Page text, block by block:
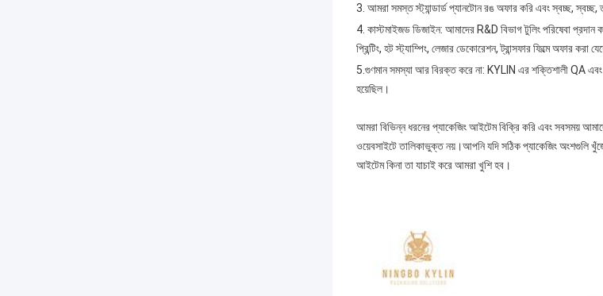
3. আমরা সমস্ত স্ট্যান্ডার্ড প্যানটোন রঙ অফার করি এবং স্বচ্ছ, স্বচ্ছ,
4. কাস্টমাইজড ডিজাইন: আমাদের R&D বিভাগ টুলিং পরিষেবা
প্রিন্টিং, হট স্ট্যাম্পিং, লেজার ডেকোরেশন, ট্রান্সফার ফিল্মে অফার করা
5.গুণমান সমস্যা আর বিরক্ত করে না: KYLIN এর শক্তিশালী QA এবং
হয়েছিল।
আমরা বিভিন্ন ধরনের প্যাকেজিং আইটেম বিক্রি করি এবং সবসময়
ওয়েবসাইটে তালিকাভুক্ত নয়।আপনি যদি সঠিক প্যাকেজিং অংশগুলি
আইটেম কিনা তা যাচাই করে আমরা খুশি হব।